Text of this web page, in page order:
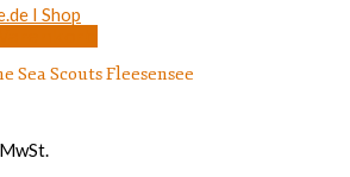
Sea Scouts Fleesensee